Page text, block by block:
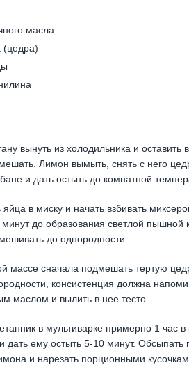
масла
(цедра)
вынуть из холодильника и оставить
Лимон вымыть, снять с него
и дать остыть до комнатной
яйца в миску и начать взбивать
до образования светлой пышной
до однородности.
массе сначала подмешать тертую
консистенция должна
маслом и вылить в нее тесто.
в мультиварке примерно 1 час
дать ему остыть 5-10 минут.
и нарезать порционными